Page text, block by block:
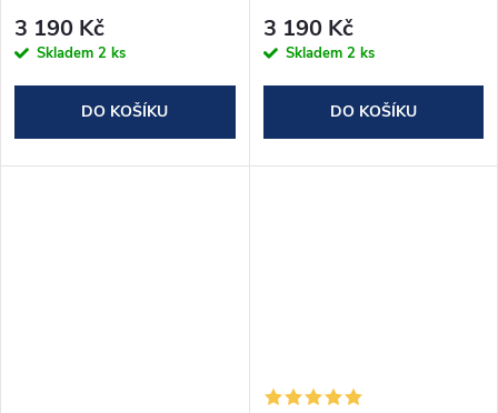
3 190 Kč
Skladem 2 ks
DO KOŠÍKU
3 190 Kč
Skladem 2 ks
DO KOŠÍKU